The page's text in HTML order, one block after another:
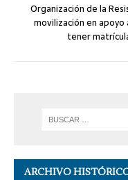
Organización de la
movilización en
tener
ARCHIVO